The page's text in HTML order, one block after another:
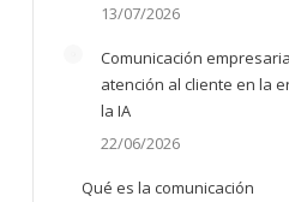
13/07/2026
Comunicación
atención al cliente en la
la IA
22/06/2026
Qué es la comunicación